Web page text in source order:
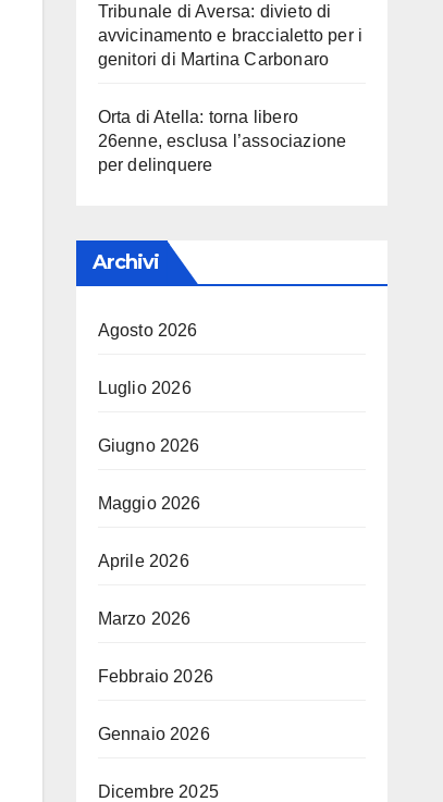
Tribunale di Aversa: divieto di
avvicinamento e braccialetto per i
genitori di Martina Carbonaro
Orta di Atella: torna libero
26enne, esclusa l’associazione
per delinquere
Archivi
Agosto 2026
Luglio 2026
Giugno 2026
Maggio 2026
Aprile 2026
Marzo 2026
Febbraio 2026
Gennaio 2026
Dicembre 2025